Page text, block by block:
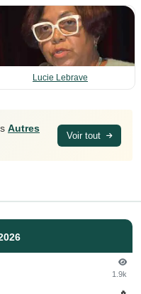
Lucie Lebrave
Autres
Voir tout
1.9k